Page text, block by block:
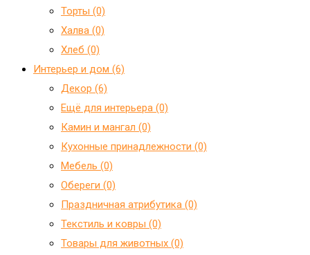
Торты (0)
Халва (0)
Хлеб (0)
Интерьер и дом (6)
Декор (6)
Ещё для интерьера (0)
Камин и мангал (0)
Кухонные принадлежности (0)
Мебель (0)
Обереги (0)
Праздничная атрибутика (0)
Текстиль и ковры (0)
Товары для животных (0)